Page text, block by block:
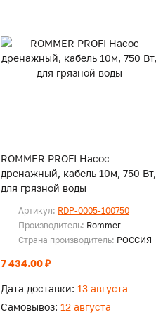
ROMMER PROFI Насос
дренажный, кабель 10м, 750 Вт,
для грязной воды
Артикул: RDP-0005-100750
Производитель: Rommer
Страна производитель: РОССИЯ
7 434.00 ₽
Дата доставки: 13 августа
Самовывоз: 12 августа